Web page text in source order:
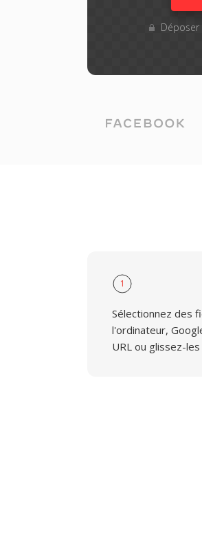
Déposer
1
Sélectionnez des
l'ordinateur,
URL ou glissez-